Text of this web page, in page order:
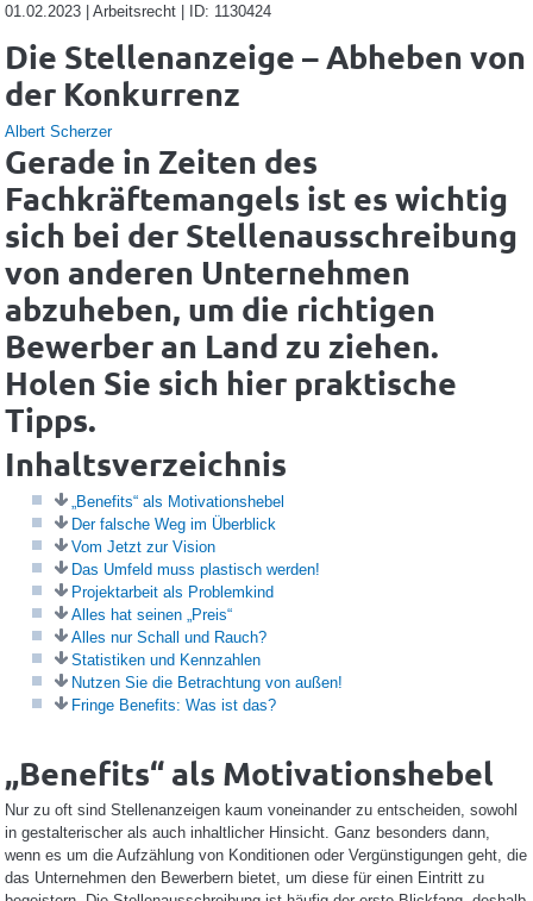
01.02.2023 | Arbeitsrecht | ID: 1130424
Die Stellenanzeige – Abheben von
der Konkurrenz
Albert Scherzer
Gerade in Zeiten des
Fachkräftemangels ist es wichtig
sich bei der Stellenausschreibung
von anderen Unternehmen
abzuheben, um die richtigen
Bewerber an Land zu ziehen.
Holen Sie sich hier praktische
Tipps.
Inhaltsverzeichnis
„Benefits“ als Motivationshebel
Der falsche Weg im Überblick
Vom Jetzt zur Vision
Das Umfeld muss plastisch werden!
Projektarbeit als Problemkind
Alles hat seinen „Preis“
Alles nur Schall und Rauch?
Statistiken und Kennzahlen
Nutzen Sie die Betrachtung von außen!
Fringe Benefits: Was ist das?
„Benefits“ als Motivationshebel
Nur zu oft sind Stellenanzeigen kaum voneinander zu entscheiden, sowohl
in gestalterischer als auch inhaltlicher Hinsicht. Ganz besonders dann,
wenn es um die Aufzählung von Konditionen oder Vergünstigungen geht, die
das Unternehmen den Bewerbern bietet, um diese für einen Eintritt zu